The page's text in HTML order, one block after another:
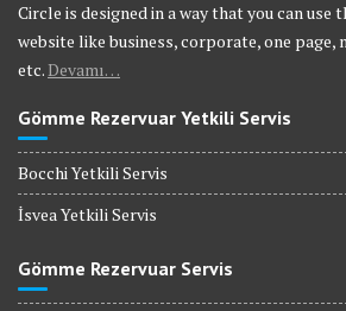
Circle is designed in a way that you can
website like business, corporate, one page,
etc.Devamı…
Gömme Rezervuar Yetkili Servis
Bocchi Yetkili Servis
İsvea Yetkili Servis
Gömme Rezervuar Servis